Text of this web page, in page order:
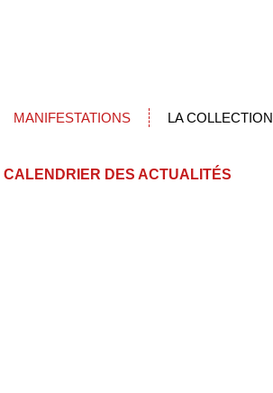
MANIFESTATIONS LA COLLECTION
CALENDRIER DES ACTUALITÉS